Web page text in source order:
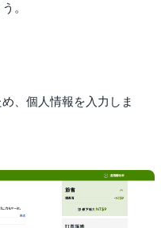
。
、個人情報を入力しま